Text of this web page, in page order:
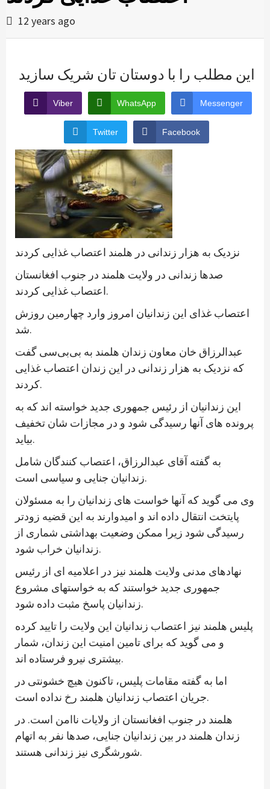
12 years ago
این مطلب را با دوستان تان شریک سازید
Viber WhatsApp Messenger
Twitter Facebook
نزدیک به هزار زندانی در هلمند اعتصاب غذایی کردند
صدها زندانی در ولایت هلمند در جنوب افغانستان
اعتصاب غذایی کردند.
اعتصاب غذای این زندانیان امروز وارد چهارمین روزش
شد.
عبدالرزاق خان معاون زندان هلمند به بی‌بی‌سی گفت
که نزدیک به هزار زندانی در این زندان اعتصاب غذایی
کردند.
این زندانیان از رئیس جمهوری جدید خواسته اند که به
پرونده های آنها رسیدگی شود و در مجازات شان تخفیف
بیاید.
به گفته آقای عبدالرزاق، اعتصاب کنندگان شامل
زندانیان جنایی و سیاسی است.
وی می گوید که آنها خواست های زندانیان را به مسئولان
پایتخت انتقال داده اند و امیدوارند به این قضیه زودتر
رسیدگی شود زیرا ممکن وضعیت بهداشتی شماری از
زندانیان خراب شود.
نهادهای مدنی ولایت هلمند نیز در اعلامیه ای از رئیس
جمهوری جدید خواستند که به خواستهای مشروع
زندانیان پاسخ مثبت داده شود.
پلیس هلمند نیز اعتصاب زندانیان این ولایت را تایید کرده
و می گوید که برای تامین امنیت این زندان، شمار
بیشتری نیرو فرستاده اند.
اما به گفته مقامات پلیس، تاکنون هیچ خشونتی در
جریان اعتصاب زندانیان هلمند رخ نداده است.
هلمند در جنوب افغانستان از ولایات ناامن است. در
زندان هلمند در بین زندانیان جنایی، صدها نفر به اتهام
شورشگری نیز زندانی هستند.